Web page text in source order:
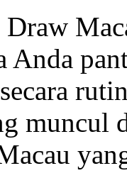
Anda
muncul